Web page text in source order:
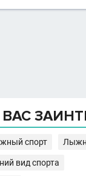
спорт
вид спорта